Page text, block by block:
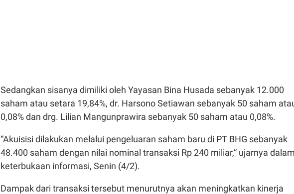
Sedangkan sisanya dimiliki oleh Yayasan Bina Husada sebanyak 12.000
saham atau setara 19,84%, dr. Harsono Setiawan sebanyak 50 saham
0,08% dan drg. Lilian Mangunprawira sebanyak 50 saham atau 0,08%.
“Akuisisi dilakukan melalui pengeluaran saham baru di PT BHG sebanyak
48.400 saham dengan nilai nominal transaksi Rp 240 miliar,” ujarnya
keterbukaan informasi, Senin (4/2).
Dampak dari transaksi tersebut menurutnya akan meningkatkan kinerja